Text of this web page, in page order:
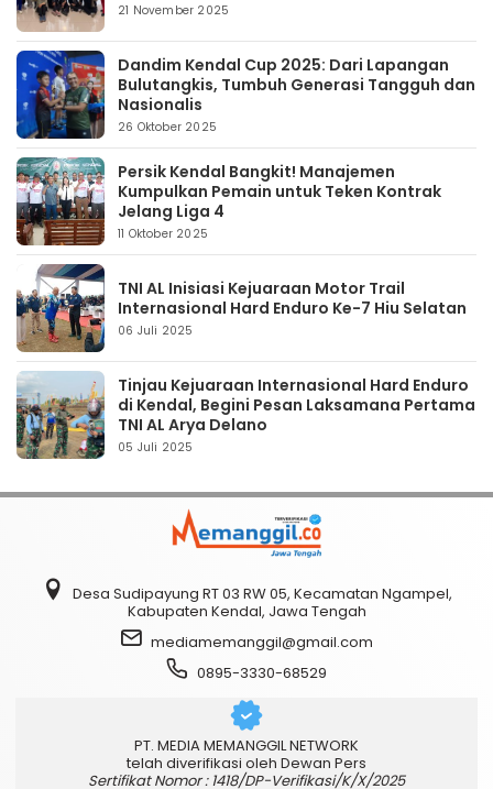
21 November 2025
Dandim Kendal Cup 2025: Dari Lapangan
Bulutangkis, Tumbuh Generasi Tangguh dan
Nasionalis
26 Oktober 2025
Persik Kendal Bangkit! Manajemen
Kumpulkan Pemain untuk Teken Kontrak
Jelang Liga 4
11 Oktober 2025
TNI AL Inisiasi Kejuaraan Motor Trail
Internasional Hard Enduro Ke-7 Hiu Selatan
06 Juli 2025
Tinjau Kejuaraan Internasional Hard Enduro
di Kendal, Begini Pesan Laksamana Pertama
TNI AL Arya Delano
05 Juli 2025
Desa Sudipayung RT 03 RW 05, Kecamatan Ngampel,
Kabupaten Kendal, Jawa Tengah
mediamemanggil@gmail.com
0895-3330-68529
PT. MEDIA MEMANGGIL NETWORK
telah diverifikasi oleh Dewan Pers
Sertifikat Nomor : 1418/DP-Verifikasi/K/X/2025